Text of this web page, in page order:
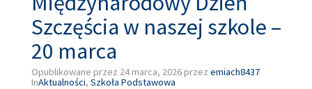
Szczęścia w naszej szkole –
20 marca
Opublikowane przez 24 marca, 2026 przez emiach8437
InAktualności, Szkoła Podstawowa